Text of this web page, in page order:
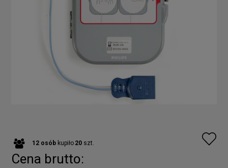
12 osób kupiło 20 szt.
Cena brutto: